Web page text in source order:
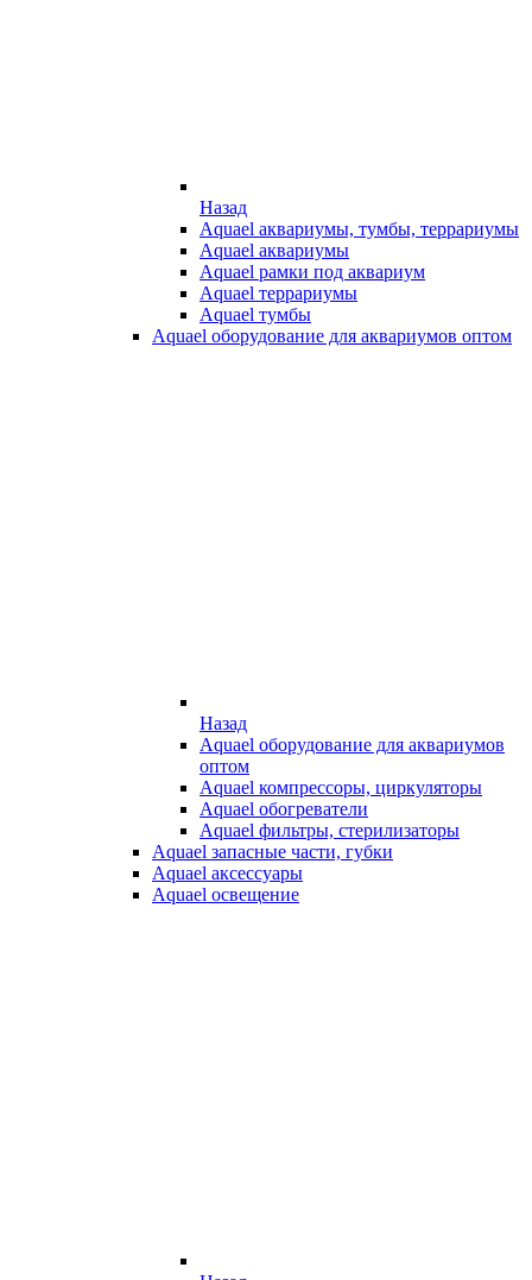
Назад
Aquael аквариумы, тумбы, террариумы
Aquael аквариумы
Aquael рамки под аквариум
Aquael террариумы
Aquael тумбы
Aquael оборудование для аквариумов оптом
Назад
Aquael оборудование для аквариумов
оптом
Aquael компрессоры, циркуляторы
Aquael обогреватели
Aquael фильтры, стерилизаторы
Aquael запасные части, губки
Aquael аксессуары
Aquael освещение